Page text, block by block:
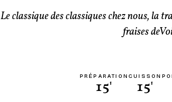
Le classique des classiques chez nous, la
fraises
PRÉPARATION
15'
CUISSON
15'